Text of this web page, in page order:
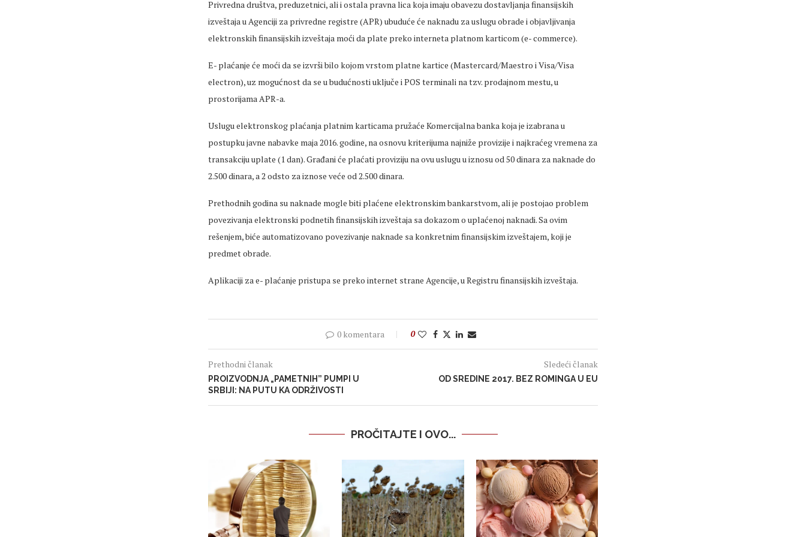
Privredna društva, preduzetnici, ali i ostala pravna lica koja imaju obavezu dostavljanja finansijskih
izveštaja u Agenciji za privredne registre (APR) ubuduće će naknadu za uslugu obrade i objavljivanja
elektronskih finansijskih izveštaja moći da plate preko interneta platnom karticom (e- commerce).
E- plaćanje će moći da se izvrši bilo kojom vrstom platne kartice (Mastercard/Maestro i Visa/Visa
electron), uz mogućnost da se u budućnosti uključe i POS terminali na tzv. prodajnom mestu, u
prostorijama APR-a.
Uslugu elektronskog plaćanja platnim karticama pružaće Komercijalna banka koja je izabrana u
postupku javne nabavke maja 2016. godine, na osnovu kriterijuma najniže provizije i najkraćeg vremena za
transakciju uplate (1 dan). Građani će plaćati proviziju na ovu uslugu u iznosu od 50 dinara za naknade do
2.500 dinara, a 2 odsto za iznose veće od 2.500 dinara.
Prethodnih godina su naknade mogle biti plaćene elektronskim bankarstvom, ali je postojao problem
povezivanja elektronski podnetih finansijskih izveštaja sa dokazom o uplaćenoj naknadi. Sa ovim
rešenjem, biće automatizovano povezivanje naknade sa konkretnim finansijskim izveštajem, koji je
predmet obrade.
Aplikaciji za e- plaćanje pristupa se preko internet strane Agencije, u Registru finansijskih izveštaja.
0 komentara 0
Prethodni članak
PROIZVODNJA „PAMETNIH” PUMPI U
SRBIJI: NA PUTU KA ODRŽIVOSTI
Sledeći članak
OD SREDINE 2017. BEZ ROMINGA U EU
PROČITAJTE I OVO...